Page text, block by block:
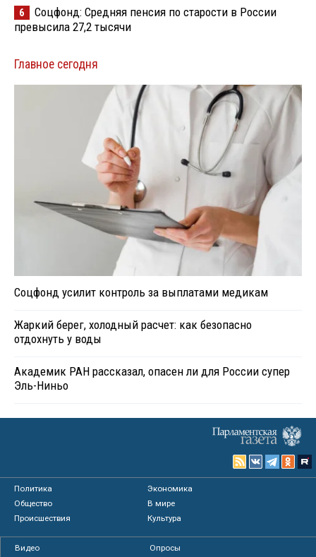
6
Соцфонд: Средняя пенсия по старости в России
превысила 27,2 тысячи
Главное сегодня
Соцфонд усилит контроль за выплатами медикам
Жаркий берег, холодный расчет: как безопасно
отдохнуть у воды
Академик РАН рассказал, опасен ли для России супер
Эль-Ниньо
Политика
Экономика
Общество
В мире
Происшествия
Культура
Видео
Опросы